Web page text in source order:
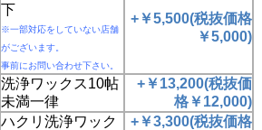
下
※一部対応をしていない店舗
がございます。
事前にお問い合わせ下さい。
+￥5,500(税抜価格
￥5,000)
洗浄ワックス10帖
未満一律
+￥13,200(税抜価
格￥12,000)
ハクリ洗浄ワック
+￥3,300(税抜価格